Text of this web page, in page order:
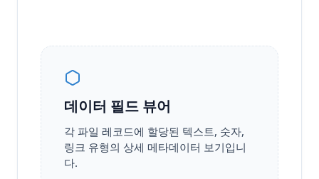
데이터 필드 뷰어
각 파일 레코드에 할당된 텍스트, 숫자,
링크 유형의 상세 메타데이터 보기입니
다.